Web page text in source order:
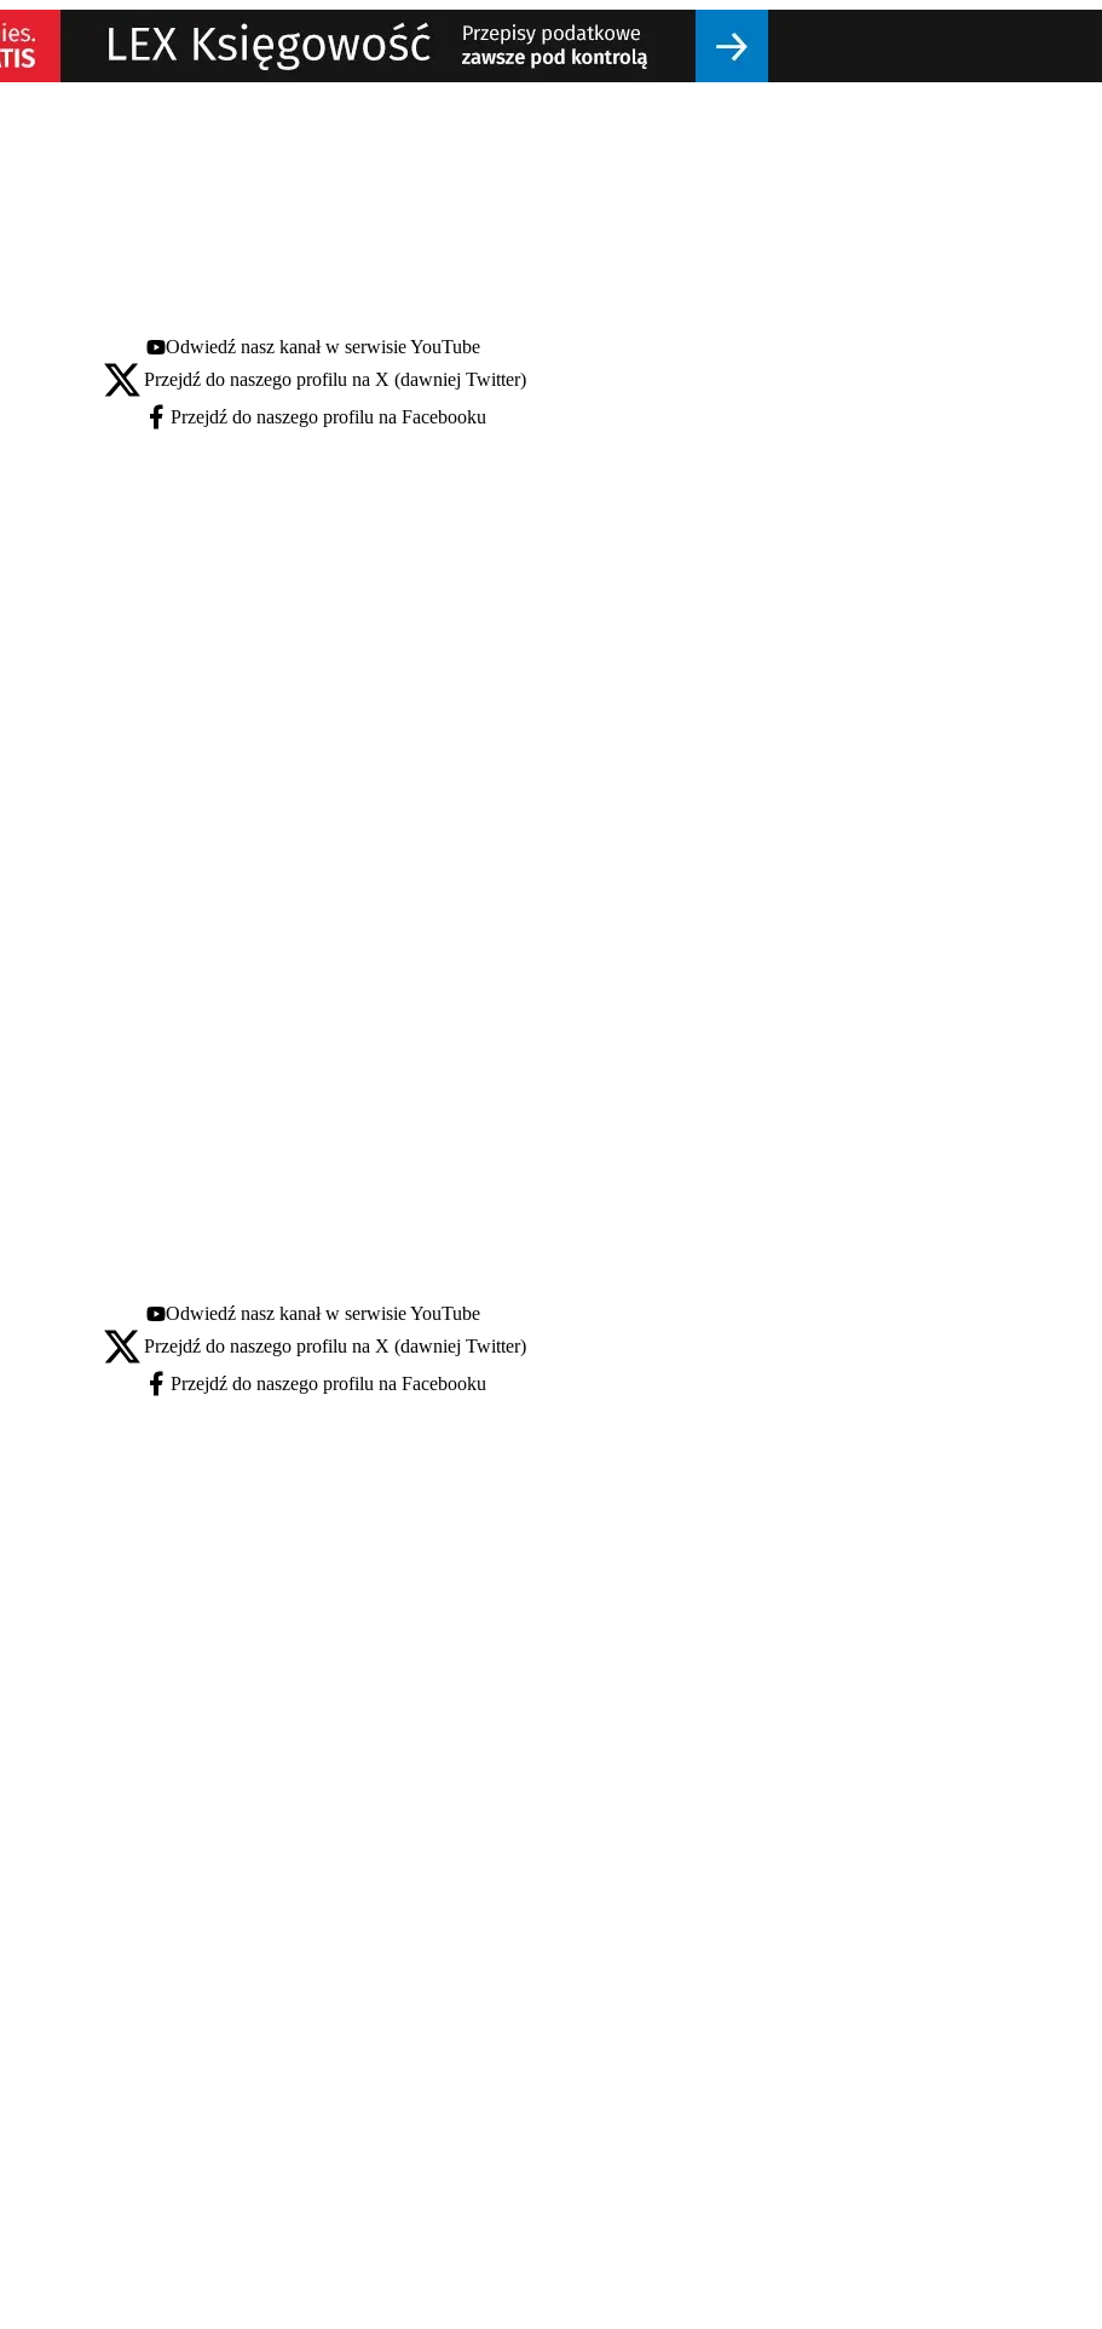
Youtube - otwiera się w nowej karcie
Odwiedź nasz kanał w serwisie YouTube
X - otwiera się w nowej karcie
Przejdź do naszego profilu na X (dawniej Twitter)
Facebook - otwiera się w nowej karcie
Przejdź do naszego profilu na Facebooku
Youtube - otwiera się w nowej karcie
Odwiedź nasz kanał w serwisie YouTube
X - otwiera się w nowej karcie
Przejdź do naszego profilu na X (dawniej Twitter)
Facebook - otwiera się w nowej karcie
Przejdź do naszego profilu na Facebooku